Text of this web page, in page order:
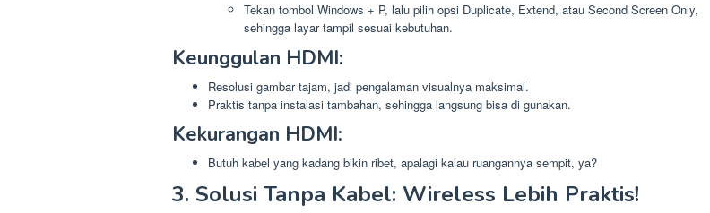
Tekan tombol Windows + P, lalu pilih opsi Duplicate, Extend, atau Second Screen Only,
sehingga layar tampil sesuai kebutuhan.
Keunggulan HDMI:
Resolusi gambar tajam, jadi pengalaman visualnya maksimal.
Praktis tanpa instalasi tambahan, sehingga langsung bisa di gunakan.
Kekurangan HDMI:
Butuh kabel yang kadang bikin ribet, apalagi kalau ruangannya sempit, ya?
3. Solusi Tanpa Kabel: Wireless Lebih Praktis!